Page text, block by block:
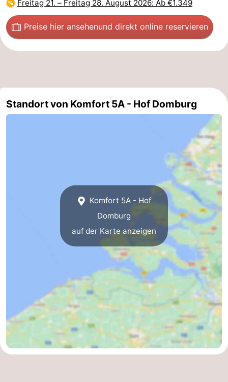
Freitag 21. – Freitag 28. August 2026: Ab €1.349
Preise hier ansehenund direkt online reservieren
Standort von Komfort 5A - Hof Domburg
Komfort 5A - Hof
Domburg
auf der Karte anzeigen